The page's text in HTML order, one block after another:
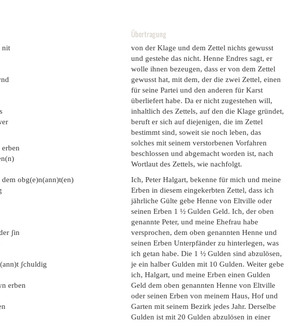
nit
obg(e)n(ann)t(en)
ʃin
ʃchuldig
erben
Übertragung
von der Klage und dem Zettel nichts gewusst
und gestehe das nicht. Henne Endres sagt, er
wolle ihnen bezeugen, dass er von dem Zettel
gewusst hat, mit dem, der die zwei Zettel, einen
für seine Partei und den anderen für Karst
überliefert habe. Da er nicht zugestehen will,
inhaltlich des Zettels, auf den die Klage gründet,
beruft er sich auf diejenigen, die im Zettel
bestimmt sind, soweit sie noch leben, das
solches mit seinem verstorbenen Vorfahren
beschlossen und abgemacht worden ist, nach
Wortlaut des Zettels, wie nachfolgt.
Ich, Peter Halgart, bekenne für mich und meine
Erben in diesem eingekerbten Zettel, dass ich
jährliche Gülte gebe Henne von Eltville oder
seinen Erben 1 ½ Gulden Geld. Ich, der oben
genannte Peter, und meine Ehefrau habe
versprochen, dem oben genannten Henne und
seinen Erben Unterpfänder zu hinterlegen, was
ich getan habe. Die 1 ½ Gulden sind abzulösen,
je ein halber Gulden mit 10 Gulden. Weiter gebe
ich, Halgart, und meine Erben einen Gulden
Geld dem oben genannten Henne von Eltville
oder seinen Erben von meinem Haus, Hof und
Garten mit seinem Bezirk jedes Jahr. Derselbe
Gulden ist mit 20 Gulden abzulösen in einer